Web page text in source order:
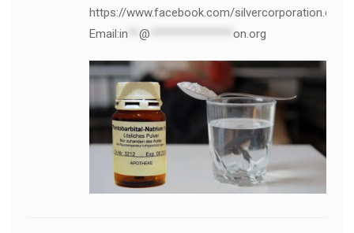
https://www.facebook.com/silvercorporation.org
Email:in @ on.org